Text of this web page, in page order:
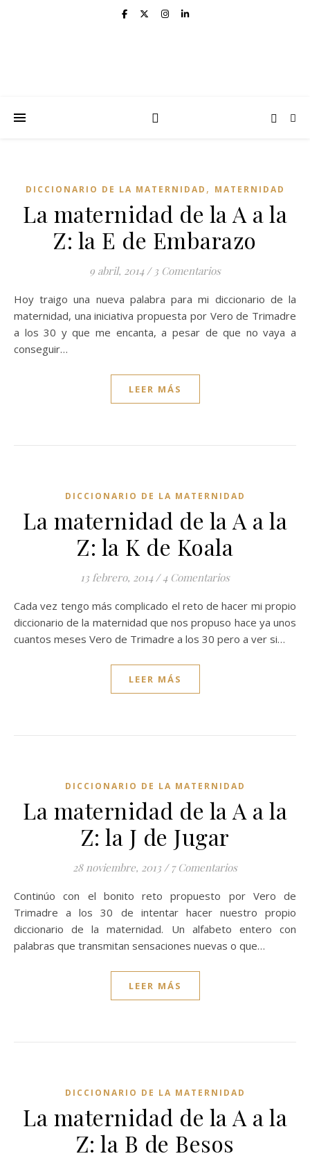
DICCIONARIO DE LA MATERNIDAD , MATERNIDAD
La maternidad de la A a la
Z: la E de Embarazo
9 abril, 2014 / 3 Comentarios
Hoy traigo una nueva palabra para mi diccionario de la
maternidad, una iniciativa propuesta por Vero de Trimadre
a los 30 y que me encanta, a pesar de que no vaya a
conseguir…
LEER MÁS
DICCIONARIO DE LA MATERNIDAD
La maternidad de la A a la
Z: la K de Koala
13 febrero, 2014 / 4 Comentarios
Cada vez tengo más complicado el reto de hacer mi propio
diccionario de la maternidad que nos propuso hace ya unos
cuantos meses Vero de Trimadre a los 30 pero a ver si…
LEER MÁS
DICCIONARIO DE LA MATERNIDAD
La maternidad de la A a la
Z: la J de Jugar
28 noviembre, 2013 / 7 Comentarios
Continúo con el bonito reto propuesto por Vero de
Trimadre a los 30 de intentar hacer nuestro propio
diccionario de la maternidad. Un alfabeto entero con
palabras que transmitan sensaciones nuevas o que…
LEER MÁS
DICCIONARIO DE LA MATERNIDAD
La maternidad de la A a la
Z: la B de Besos